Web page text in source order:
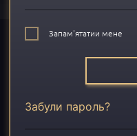
Контакти
Запам'ятатии мене
Забули пароль?